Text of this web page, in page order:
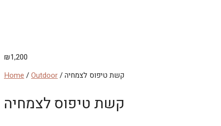
₪1,200
Home /Outdoor / קשת טיפוס לצמחיה
קשת טיפוס לצמחיה